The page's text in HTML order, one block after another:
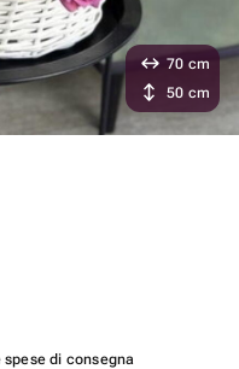
spese di consegna
70 cm
50 cm